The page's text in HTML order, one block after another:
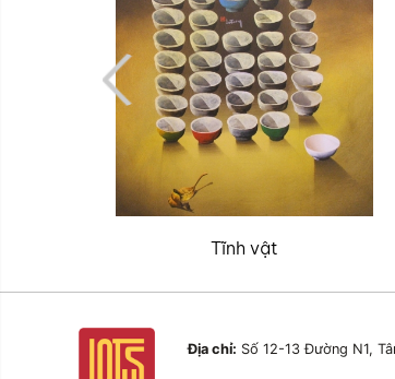
Tĩnh vật
Địa chỉ: Số 12-13 Đường N1,